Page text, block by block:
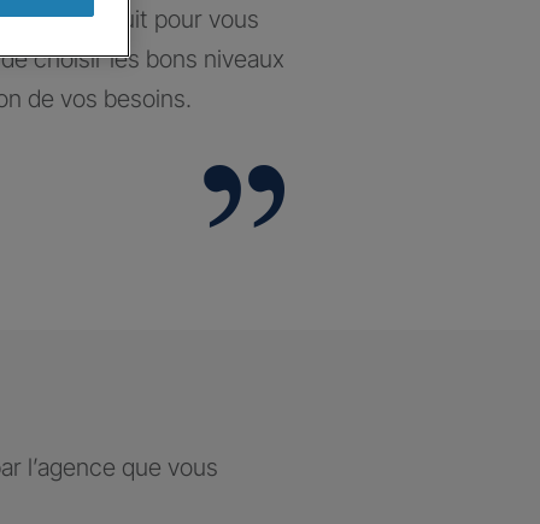
construit pour vous
choisir les bons niveaux
de vos besoins.
l’agence que vous